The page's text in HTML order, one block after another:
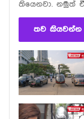
තියෙනවා. නමුත්
තව කියවන්න